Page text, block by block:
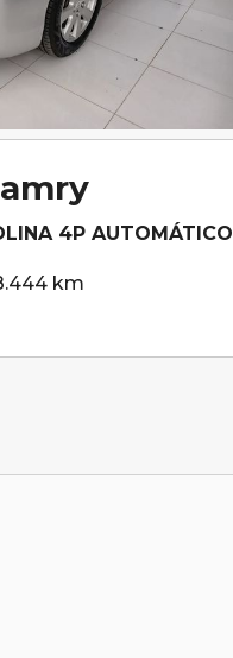
4P AUTOMÁTICO
km